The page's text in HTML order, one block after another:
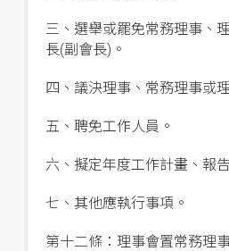
三、選舉或罷免常務理事、
長(副會長)。
四、議決理事、常務理事或
五、聘免工作人員。
六、擬定年度工作計畫、報
七、其他應執行事項。
第十二條：理事會置常務理